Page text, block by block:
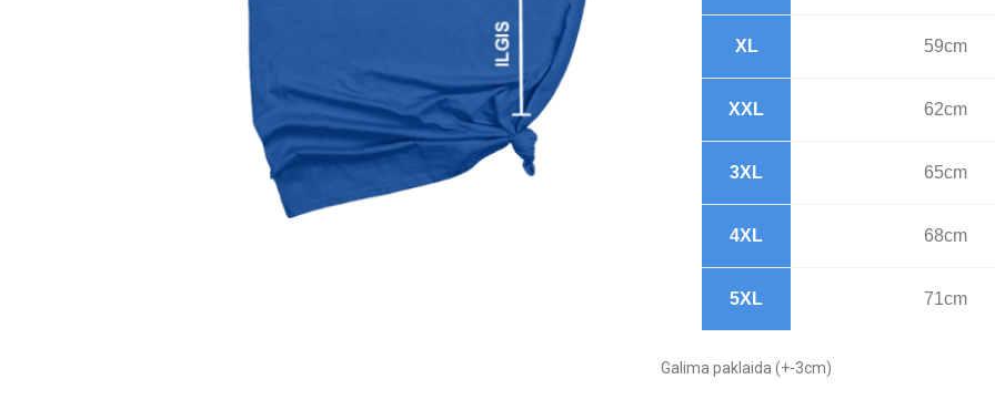
XL 59cm
XXL 62cm
3XL 65cm
4XL 68cm
5XL 71cm
Galima paklaida (+-3cm)